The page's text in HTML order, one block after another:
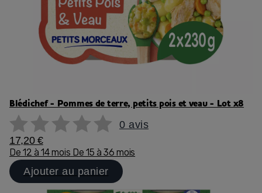
Blédichef - Pommes de terre, petits pois et veau - Lot x8
0 avis
17,20 €
De 12 à 14 mois De 15 à 36 mois
Ajouter au panier